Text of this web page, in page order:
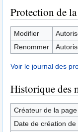
Protection de la
Modifier
Renommer
Voir le journal des
Historique des
Créateur de la page
Date de création de